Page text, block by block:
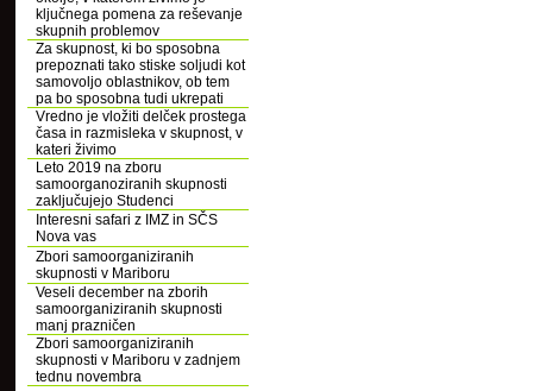
ključnega pomena za reševanje
skupnih problemov
Za skupnost, ki bo sposobna
prepoznati tako stiske soljudi kot
samovoljo oblastnikov, ob tem
pa bo sposobna tudi ukrepati
Vredno je vložiti delček prostega
časa in razmisleka v skupnost, v
kateri živimo
Leto 2019 na zboru
samoorganoziranih skupnosti
zaključujejo Studenci
Interesni safari z IMZ in SČS
Nova vas
Zbori samoorganiziranih
skupnosti v Mariboru
Veseli december na zborih
samoorganiziranih skupnosti
manj prazničen
Zbori samoorganiziranih
skupnosti v Mariboru v zadnjem
tednu novembra